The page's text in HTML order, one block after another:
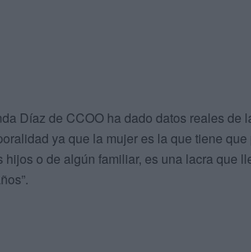
Díaz de CCOO ha dado datos reales de
ya que la mujer es la que tiene
o de algún familiar, es una lacra que